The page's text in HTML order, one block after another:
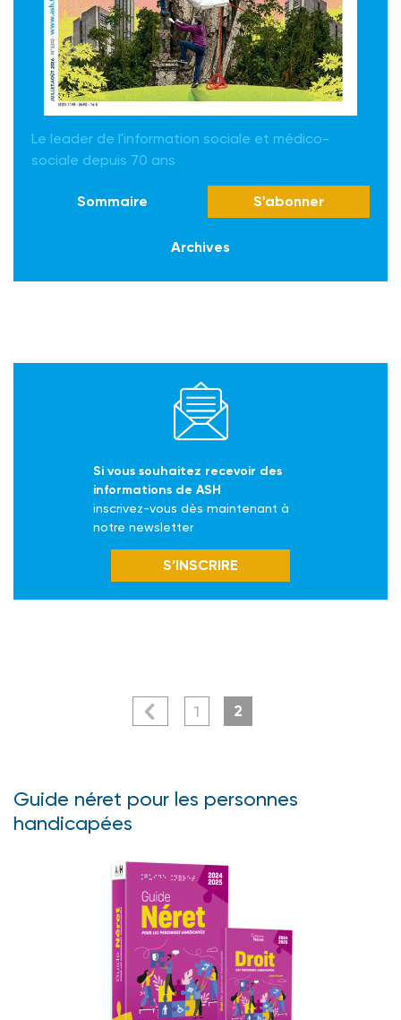
Le leader de l'information sociale et médico-
sociale depuis 70 ans
Sommaire S'abonner
Archives
Si vous souhaitez recevoir des
informations de ASH
inscrivez-vous dès maintenant à
notre newsletter
S’INSCRIRE
1 2
Guide néret pour les personnes
handicapées